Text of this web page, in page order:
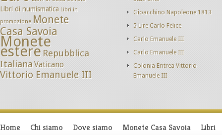
Libri di numismatica Libri in
promozione Monete
Casa Savoia
Monete
estere Repubblica
ItalianaVaticano
Vittorio Emanuele III
Gioacchino Napoleone 1813
5 Lire Carlo Felice
Carlo Emanuele III
Carlo Emanuele III
Colonia Eritrea Vittorio
Emanuele III
Home Chi siamo Dove siamo Monete Casa Savoia Libri